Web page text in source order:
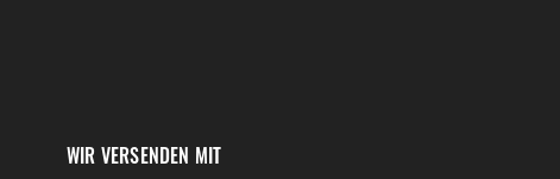
WIR VERSENDEN MIT